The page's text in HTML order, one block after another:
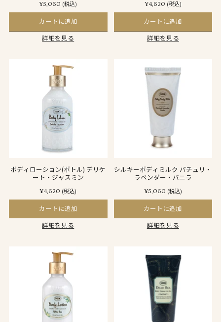
¥5,060 (税込)
カートに追加
詳細を見る
¥4,620 (税込)
カートに追加
詳細を見る
ボディローション(ボトル) デリケ
ート・ジャスミン
¥4,620 (税込)
カートに追加
詳細を見る
シルキーボディミルク パチュリ・
ラベンダー・バニラ
¥5,060 (税込)
カートに追加
詳細を見る